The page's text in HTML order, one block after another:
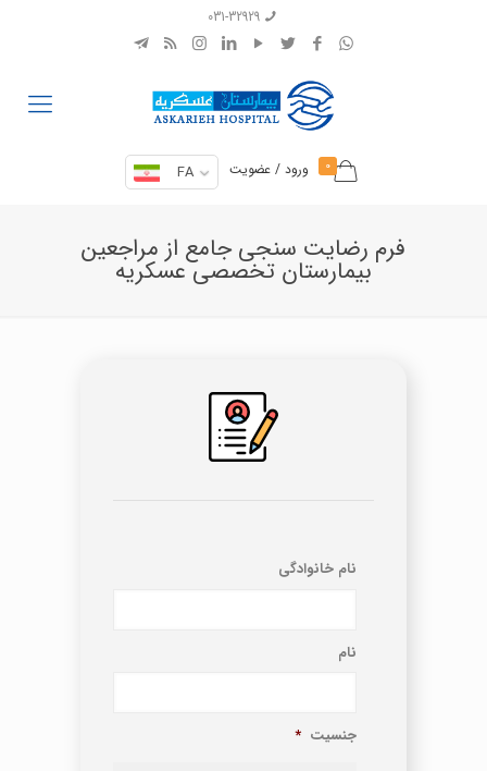
031-32929
0 ورود / عضویت FA
فرم رضایت سنجی جامع از مراجعین
بیمارستان تخصصی عسکریه
نام خانوادگی
نام
جنسیت *